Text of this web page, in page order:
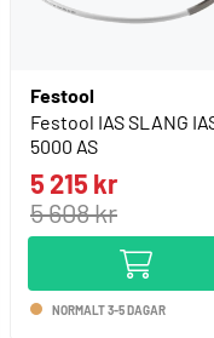
Festool
Festool IAS SLANG
5000 AS
5 215 kr
5 608 kr
NORMALT 3-5 DAGAR